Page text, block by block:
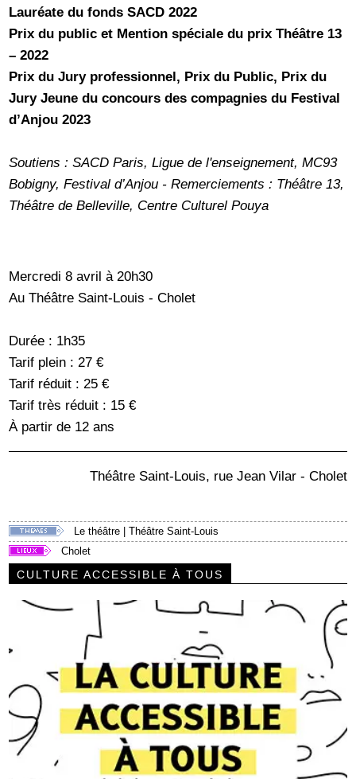
Lauréate du fonds SACD 2022
Prix du public et Mention spéciale du prix Théâtre 13
– 2022
Prix du Jury professionnel, Prix du Public, Prix du
Jury Jeune du concours des compagnies du Festival
d’Anjou 2023
Soutiens : SACD Paris, Ligue de l'enseignement, MC93
Bobigny, Festival d’Anjou - Remerciements : Théâtre 13,
Théâtre de Belleville, Centre Culturel Pouya
Mercredi 8 avril à 20h30
Au Théâtre Saint-Louis - Cholet
Durée : 1h35
Tarif plein : 27 €
Tarif réduit : 25 €
Tarif très réduit : 15 €
À partir de 12 ans
Théâtre Saint-Louis, rue Jean Vilar - Cholet
Le théâtre |Théâtre Saint-Louis
Cholet
CULTURE ACCESSIBLE À TOUS